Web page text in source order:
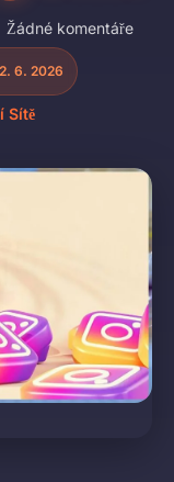
Žádné komentáře
6. 2026
Sítě